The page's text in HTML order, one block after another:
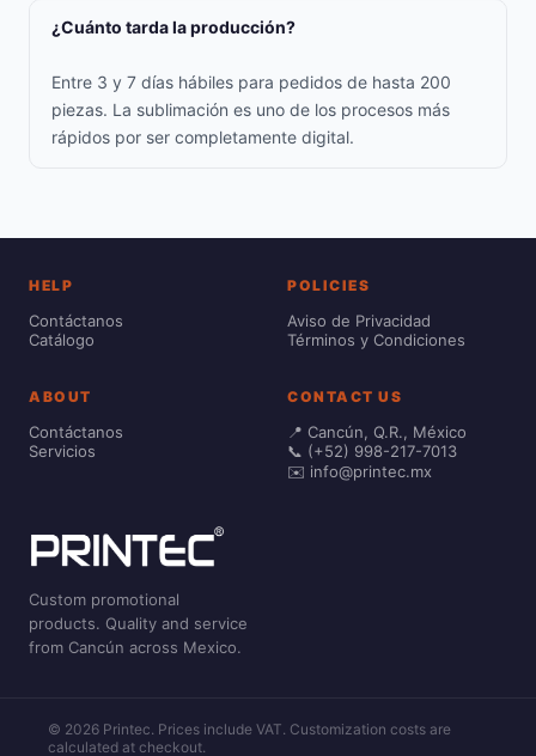
¿Cuánto tarda la producción?
Entre 3 y 7 días hábiles para pedidos de hasta 200
piezas. La sublimación es uno de los procesos más
rápidos por ser completamente digital.
HELP
Contáctanos
Catálogo
POLICIES
Aviso de Privacidad
Términos y Condiciones
ABOUT
Contáctanos
Servicios
CONTACT US
📍 Cancún, Q.R., México
📞 (+52) 998-217-7013
✉️ info@printec.mx
Custom promotional
products. Quality and service
from Cancún across Mexico.
© 2026 Printec. Prices include VAT. Customization costs are
calculated at checkout.